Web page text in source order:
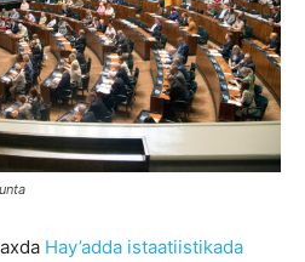
Hay’adda istaatiistikada